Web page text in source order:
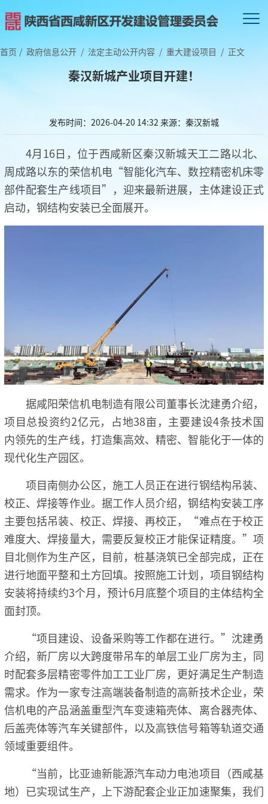
首页 / 政府信息公开 / 法定主动公开内容 / 重大建设项目 / 正文
秦汉新城产业项目开建！
发布时间：2026-04-20 14:32 来源：秦汉新城
4月16日，位于西咸新区秦汉新城天工二路以北、
周成路以东的荣信机电“智能化汽车、数控精密机床零
部件配套生产线项目”，迎来最新进展，主体建设正式
启动，钢结构安装已全面展开。
据咸阳荣信机电制造有限公司董事长沈建勇介绍，
项目总投资约2亿元，占地38亩，主要建设4条技术国
内领先的生产线，打造集高效、精密、智能化于一体的
现代化生产园区。
项目南侧办公区，施工人员正在进行钢结构吊装、
校正、焊接等作业。据工作人员介绍，钢结构安装工序
主要包括吊装、校正、焊接、再校正，“难点在于校正
难度大、焊接量大，需要反复校正才能保证精度。”项
目北侧作为生产区，目前，桩基浇筑已全部完成，正在
进行地面平整和土方回填。按照施工计划，项目钢结构
安装将持续约3个月，预计6月底整个项目的主体结构全
面封顶。
“项目建设、设备采购等工作都在进行。”沈建勇
介绍，新厂房以大跨度带吊车的单层工业厂房为主，同
时配套多层精密零件加工工业厂房，更好满足生产制造
需求。作为一家专注高端装备制造的高新技术企业，荣
信机电的产品涵盖重型汽车变速箱壳体、离合器壳体、
后盖壳体等汽车关键部件，以及高铁信号箱等轨道交通
领域重要组件。
“当前，比亚迪新能源汽车动力电池项目（西咸基
地）已实现试生产，上下游配套企业正加速聚集，我们